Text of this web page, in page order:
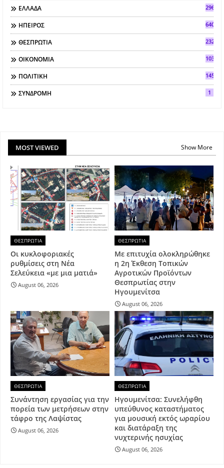
ΕΛΛΑΔΑ 296
ΗΠΕΙΡΟΣ 640
ΘΕΣΠΡΩΤΙΑ 2321
ΟΙΚΟΝΟΜΙΑ 103
ΠΟΛΙΤΙΚΗ 145
ΣΥΝΔΡΟΜΗ 1
MOST VIEWED Show More
ΘΕΣΠΡΩΤΙΑ
Οι κυκλοφοριακές
ρυθμίσεις στη Νέα
Σελεύκεια «με μια ματιά»
August 06, 2026
ΘΕΣΠΡΩΤΙΑ
Με επιτυχία ολοκληρώθηκε
η 2η Έκθεση Τοπικών
Αγροτικών Προϊόντων
Θεσπρωτίας στην
Ηγουμενίτσα
August 06, 2026
ΘΕΣΠΡΩΤΙΑ
Συνάντηση εργασίας για την
πορεία των μετρήσεων στην
τάφρο της Λαψίστας
August 06, 2026
ΘΕΣΠΡΩΤΙΑ
Ηγουμενίτσα: Συνελήφθη
υπεύθυνος καταστήματος
για μουσική εκτός ωραρίου
και διατάραξη της
νυχτερινής ησυχίας
August 06, 2026